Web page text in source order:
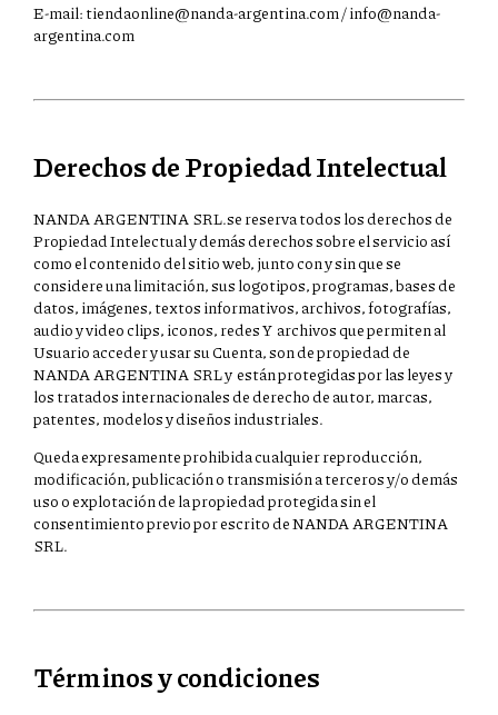
E-mail: tiendaonline@nanda-argentina.com/info@nanda-
argentina.com
Derechos de Propiedad Intelectual
NANDA ARGENTINA SRL.se reserva todos los derechos de
Propiedad Intelectual y demás derechos sobre el servicio así
como el contenido del sitio web, junto con y sin que se
considere una limitación, sus logotipos, programas, bases de
datos, imágenes, textos informativos, archivos, fotografías,
audio y video clips, iconos, redes Y archivos que permiten al
Usuario acceder y usar su Cuenta, son de propiedad de
NANDA ARGENTINA SRL y están protegidas por las leyes y
los tratados internacionales de derecho de autor, marcas,
patentes, modelos y diseños industriales.
Queda expresamente prohibida cualquier reproducción,
modificación, publicación o transmisión a terceros y/o demás
uso o explotación de la propiedad protegida sin el
consentimiento previo por escrito de NANDA ARGENTINA
SRL.
Términos y condiciones